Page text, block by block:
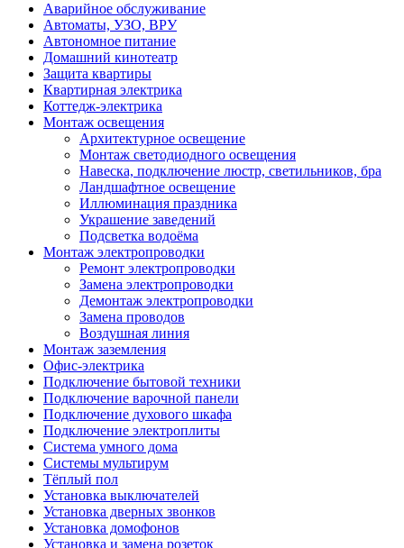
Аварийное обслуживание
Автоматы, УЗО, ВРУ
Автономное питание
Домашний кинотеатр
Защита квартиры
Квартирная электрика
Коттедж-электрика
Монтаж освещения
Архитектурное освещение
Монтаж светодиодного освещения
Навеска, подключение люстр, светильников, бра
Ландшафтное освещение
Иллюминация праздника
Украшение заведений
Подсветка водоёма
Монтаж электропроводки
Ремонт электропроводки
Замена электропроводки
Демонтаж электропроводки
Замена проводов
Воздушная линия
Монтаж заземления
Офис-электрика
Подключение бытовой техники
Подключение варочной панели
Подключение духового шкафа
Подключение электроплиты
Система умного дома
Системы мультирум
Тёплый пол
Установка выключателей
Установка дверных звонков
Установка домофонов
Установка и замена розеток